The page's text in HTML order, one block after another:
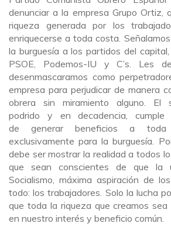
denunciar a la empresa Grupo Ortiz
riqueza generada por los
enriquecerse a toda costa.
la burguesía a los partidos del capital
PSOE, Podemos-IU y C’s Les
desenmascaramos como pe
empresa para perjudicar de manera
obrera sin miramiento alguno. El
podrido y en decadencia,
degenerarbeneficiosa toda
exclusivamente para la burguesía. P
debe ser mostrar la realidad a todos
que sean conscientes de que la
Socialismo, máxima aspiración de
todo:los trabajadores. Solo la lucha
que toda la riqueza que creamos
en nuestro interés y beneficio común.